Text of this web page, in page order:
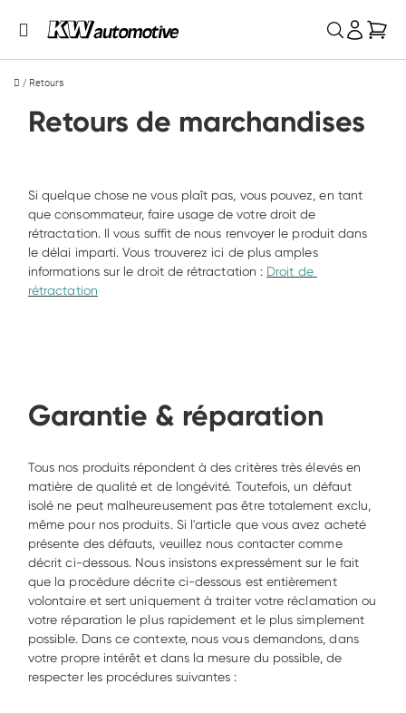
/ Retours
Retours de marchandises
Si quelque chose ne vous plaît pas, vous pouvez, en tant
que consommateur, faire usage de votre droit de
rétractation. Il vous suffit de nous renvoyer le produit dans
le délai imparti. Vous trouverez ici de plus amples
informations sur le droit de rétractation : Droit de
rétractation
Garantie & réparation
Tous nos produits répondent à des critères très élevés en
matière de qualité et de longévité. Toutefois, un défaut
isolé ne peut malheureusement pas être totalement exclu,
même pour nos produits. Si l'article que vous avez acheté
présente des défauts, veuillez nous contacter comme
décrit ci-dessous. Nous insistons expressément sur le fait
que la procédure décrite ci-dessous est entièrement
volontaire et sert uniquement à traiter votre réclamation ou
votre réparation le plus rapidement et le plus simplement
possible. Dans ce contexte, nous vous demandons, dans
votre propre intérêt et dans la mesure du possible, de
respecter les procédures suivantes :